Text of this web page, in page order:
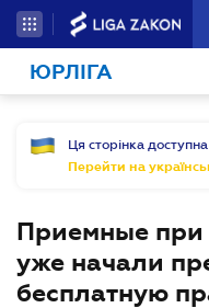
ЮРЛІГА
Ця сторінка
Перейти на
Приемные при
уже начали
бесплатную